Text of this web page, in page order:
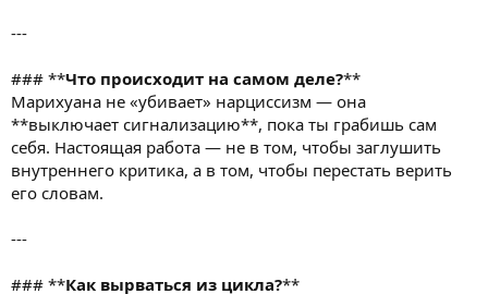
---
### **Что происходит на самом деле?**
Марихуана не «убивает» нарциссизм — она
**выключает сигнализацию**, пока ты грабишь сам
себя. Настоящая работа — не в том, чтобы заглушить
внутреннего критика, а в том, чтобы перестать верить
его словам.
---
### **Как вырваться из цикла?**